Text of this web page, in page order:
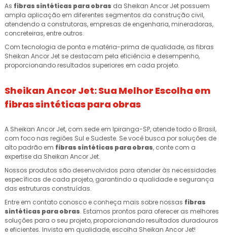
As fibras sintéticas para obras da Sheikan Ancor Jet possuem
ampla aplicação em diferentes segmentos da construção civil,
atendendo a construtoras, empresas de engenharia, mineradoras,
concreteiras, entre outros.
Com tecnologia de ponta e matéria-prima de qualidade, as fibras
Sheikan Ancor Jet se destacam pela eficiência e desempenho,
proporcionando resultados superiores em cada projeto.
Sheikan Ancor Jet: Sua Melhor Escolha em
fibras sintéticas para obras
A Sheikan Ancor Jet, com sede em Ipiranga-SP, atende todo o Brasil,
com foco nas regiões Sul e Sudeste. Se você busca por soluções de
alto padrão em fibras sintéticas para obras, conte com a
expertise da Sheikan Ancor Jet.
Nossos produtos são desenvolvidos para atender às necessidades
específicas de cada projeto, garantindo a qualidade e segurança
das estruturas construídas.
Entre em contato conosco e conheça mais sobre nossas fibras
sintéticas para obras. Estamos prontos para oferecer as melhores
soluções para o seu projeto, proporcionando resultados duradouros
e eficientes. Invista em qualidade, escolha Sheikan Ancor Jet!